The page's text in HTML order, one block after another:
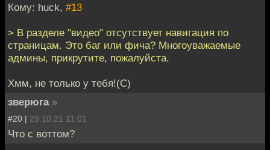
Кому: huck, #13
> В разделе "видео" отсутствует навигация по
страницам. Это баг или фича? Многоуважаемые
админы, прикрутите, пожалуйста.
Хмм, не только у тебя!(С)
зверюга »
#20 | 29.10.21 11:01
Что с воттом?